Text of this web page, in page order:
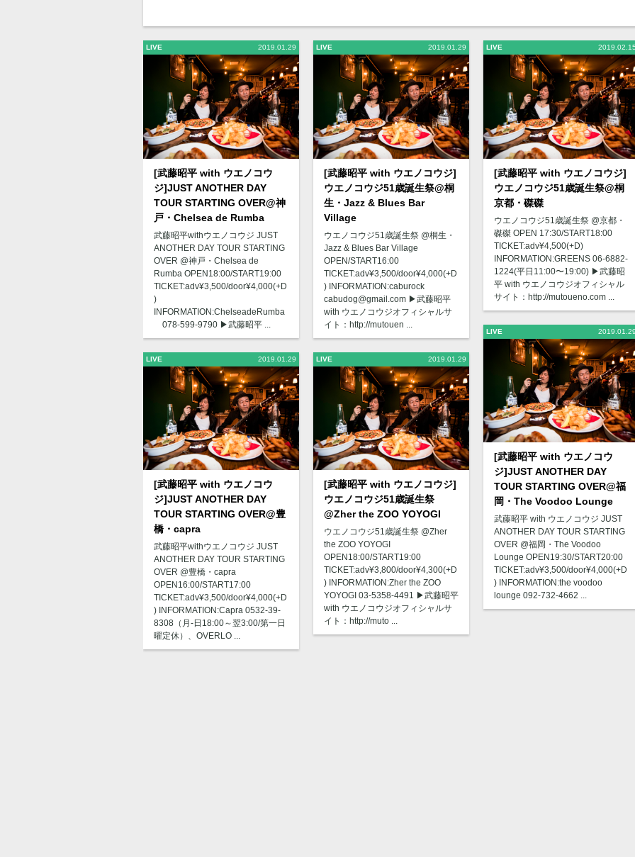
LIVE 2019.01.29
[武藤昭平 with ウエノコウ
ジ]JUST ANOTHER DAY
TOUR STARTING OVER@神
戸・Chelsea de Rumba
武藤昭平withウエノコウジ JUST
ANOTHER DAY TOUR STARTING
OVER @神戸・Chelsea de
Rumba OPEN18:00/START19:00
TICKET:adv¥3,500/door¥4,000(+D
)
INFORMATION:ChelseadeRumba
078-599-9790 ▶︎武藤昭平 ...
LIVE 2019.01.29
[武藤昭平 with ウエノコウ
ジ]JUST ANOTHER DAY
TOUR STARTING OVER@豊
橋・capra
武藤昭平withウエノコウジ JUST
ANOTHER DAY TOUR STARTING
OVER @豊橋・capra
OPEN16:00/START17:00
TICKET:adv¥3,500/door¥4,000(+D
) INFORMATION:Capra 0532-39-
8308（月-日18:00～翌3:00/第一日
曜定休）、OVERLO ...
LIVE 2019.01.29
[武藤昭平 with ウエノコウジ]
ウエノコウジ51歳誕生祭@桐
生・Jazz & Blues Bar
Village
ウエノコウジ51歳誕生祭 @桐生・
Jazz & Blues Bar Village
OPEN/START16:00
TICKET:adv¥3,500/door¥4,000(+D
) INFORMATION:caburock
cabudog@gmail.com ▶︎武藤昭平
with ウエノコウジオフィシャルサ
イト：http://mutouen ...
LIVE 2019.01.29
[武藤昭平 with ウエノコウジ]
ウエノコウジ51歳誕生祭
@Zher the ZOO YOYOGI
ウエノコウジ51歳誕生祭 @Zher
the ZOO YOYOGI
OPEN18:00/START19:00
TICKET:adv¥3,800/door¥4,300(+D
) INFORMATION:Zher the ZOO
YOYOGI 03-5358-4491 ▶︎武藤昭平
with ウエノコウジオフィシャルサ
イト：http://muto ...
LIVE
[武藤昭平 with ウエノコウジ]
ウエノコウジ51歳誕生祭@桐
京都・磔磔
ウエノコウジ51歳誕生祭 @京都・
磔磔 OPEN 17:30/START18:00
TICKET:adv¥4,500(+D)
INFORMATION:GREENS 06-6882-
1224(平日11:00〜19:00) ▶︎武藤昭
平 with ウエノコウジオフィシャル
サイト：http://mutoueno.com ...
LIVE
[武藤昭平 with ウエノコウ
ジ]JUST ANOTHER DAY
TOUR STARTING OVER@福
岡・The Voodoo Lounge
武藤昭平 with ウエノコウジ JUST
ANOTHER DAY TOUR STARTING
OVER @福岡・The Voodoo
Lounge OPEN19:30/START20:00
TICKET:adv¥3,500/door¥4,000(+D
) INFORMATION:the voodoo
lounge 092-732-4662 ...